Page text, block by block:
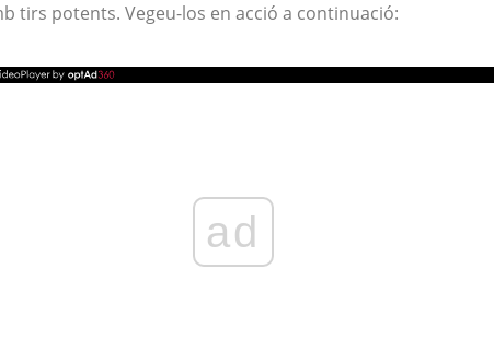
tirs potents. Vegeu-los en acció a continuació:
ad